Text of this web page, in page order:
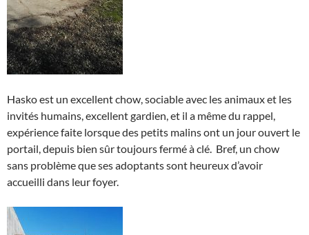
Hasko est un excellent chow, sociable avec les animaux et les
invités humains, excellent gardien, et il a même du rappel,
expérience faite lorsque des petits malins ont un jour ouvert le
portail, depuis bien sûr toujours fermé à clé. Bref, un chow
sans problème que ses adoptants sont heureux d’avoir
accueilli dans leur foyer.